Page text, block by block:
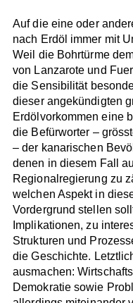
Auf die eine oder
nach Erdöl immer mit
Weil die Bohrtürme
von Lanzarote und
die Sensibilität
dieser angekündigten
Erdölvorkommen eine
die Befürworter –
– der kanarischen
denen in diesem Fall
Regionalregierung zu
welchen Aspekt in
Vordergrund stellen
Implikationen, zu
Strukturen und
die Geschichte.
ausmachen:
Demokratie sowie